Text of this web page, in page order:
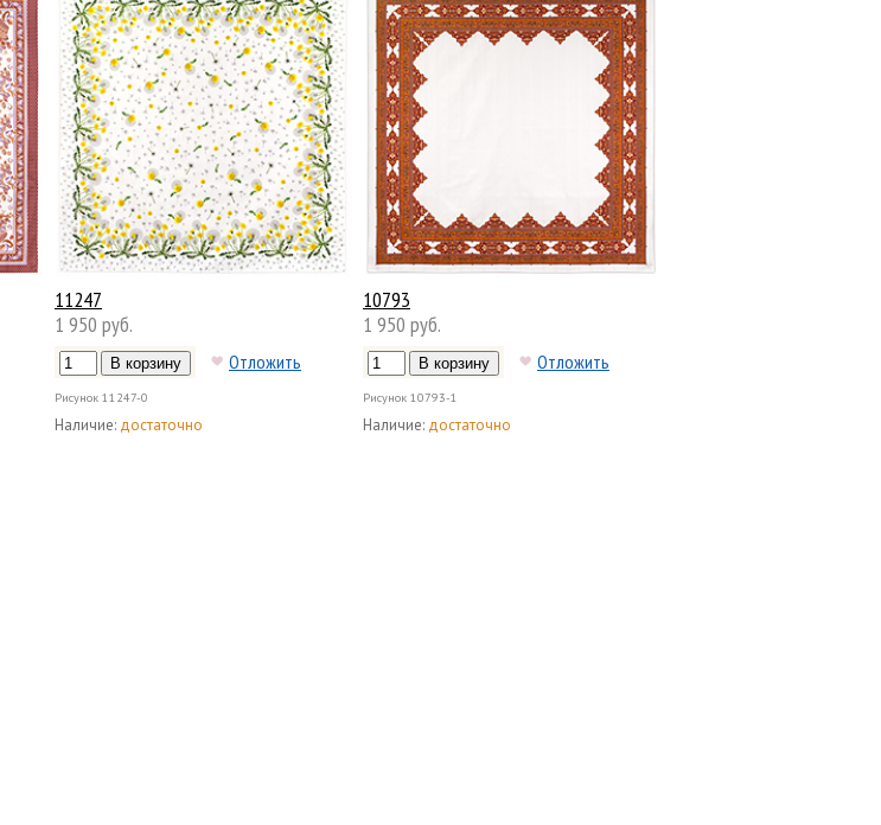
11247
1 950 руб.
Отложить
Рисунок 11247-0
Наличие: достаточно
10793
1 950 руб.
Отложить
Рисунок 10793-1
Наличие: достаточно